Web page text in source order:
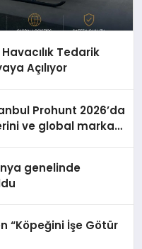
Tedarik
Açılıyor
Prohunt 2026’da
ve global marka
genelinde
“Köpeğini İşe Götür